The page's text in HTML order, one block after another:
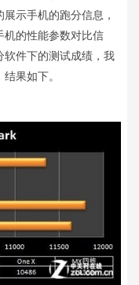
示手机的跑分信息，
的性能参数对比信
件下的测试成绩，我
果如下。